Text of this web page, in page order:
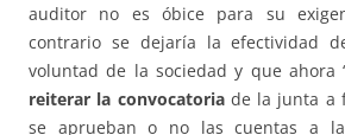
auditor no es óbice para su
contrario se dejaría la efectividad
voluntad de la sociedad y que ahora
reiterar la convocatoriade la junta a
se aprueban o no las cuentas a